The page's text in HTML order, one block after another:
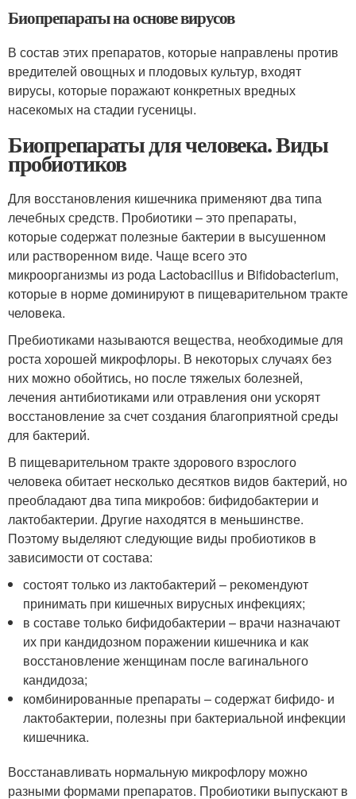
Биопрепараты на основе вирусов
В состав этих препаратов, которые направлены против
вредителей овощных и плодовых культур, входят
вирусы, которые поражают конкретных вредных
насекомых на стадии гусеницы.
Биопрепараты для человека. Виды
пробиотиков
Для восстановления кишечника применяют два типа
лечебных средств. Пробиотики – это препараты,
которые содержат полезные бактерии в высушенном
или растворенном виде. Чаще всего это
микроорганизмы из рода Lactobacillus и Bifidobacterium,
которые в норме доминируют в пищеварительном тракте
человека.
Пребиотиками называются вещества, необходимые для
роста хорошей микрофлоры. В некоторых случаях без
них можно обойтись, но после тяжелых болезней,
лечения антибиотиками или отравления они ускорят
восстановление за счет создания благоприятной среды
для бактерий.
В пищеварительном тракте здорового взрослого
человека обитает несколько десятков видов бактерий, но
преобладают два типа микробов: бифидобактерии и
лактобактерии. Другие находятся в меньшинстве.
Поэтому выделяют следующие виды пробиотиков в
зависимости от состава:
состоят только из лактобактерий – рекомендуют
принимать при кишечных вирусных инфекциях;
в составе только бифидобактерии – врачи назначают
их при кандидозном поражении кишечника и как
восстановление женщинам после вагинального
кандидоза;
комбинированные препараты – содержат бифидо- и
лактобактерии, полезны при бактериальной инфекции
кишечника.
Восстанавливать нормальную микрофлору можно
разными формами препаратов. Пробиотики выпускают в